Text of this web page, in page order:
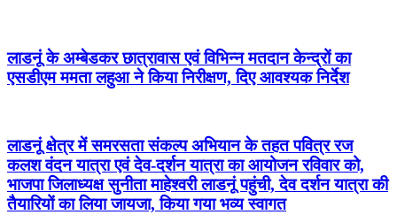
लाडनूं के अम्बेडकर छात्रावास एवं विभिन्न मतदान केन्द्रों का
एसडीएम ममता लहुआ ने किया निरीक्षण, दिए आवश्यक निर्देश
लाडनूं क्षेत्र में समरसता संकल्प अभियान के तहत पवित्र रज
कलश वंदन यात्रा एवं देव-दर्शन यात्रा का आयोजन रविवार को,
भाजपा जिलाध्यक्ष सुनीता माहेश्वरी लाडनूं पहुंची, देव दर्शन यात्रा की
तैयारियों का लिया जायजा, किया गया भव्य स्वागत